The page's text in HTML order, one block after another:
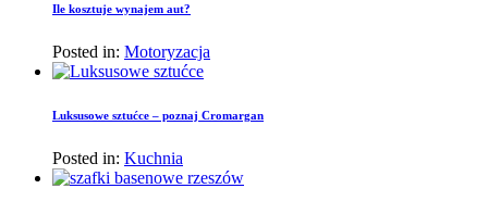
Ile kosztuje wynajem aut?
Posted in: Motoryzacja
Luksusowe sztućce – poznaj Cromargan
Posted in: Kuchnia